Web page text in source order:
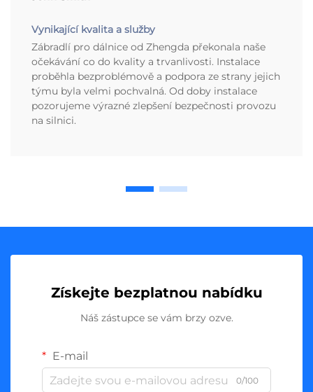
Vynikající kvalita a služby
Zábradlí pro dálnice od Zhengda překonala naše
očekávání co do kvality a trvanlivosti. Instalace
proběhla bezproblémově a podpora ze strany jejich
týmu byla velmi pochvalná. Od doby instalace
pozorujeme výrazné zlepšení bezpečnosti provozu
na silnici.
Získejte bezplatnou nabídku
Náš zástupce se vám brzy ozve.
E-mail
0/100